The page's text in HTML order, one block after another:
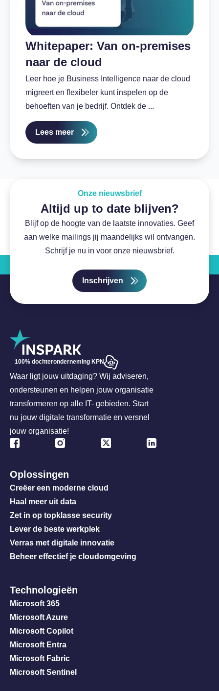
Whitepaper: Van on-premises
naar de cloud
Leer hoe je Business Intelligence naar de cloud
migreert en flexibeler kunt inspelen op de
behoeften van je bedrijf. Ontdek de ...
Lees meer
Onze nieuwsbrief
Altijd up to date blijven?
Blijf op de hoogte van de laatste innovaties. Geef
aan welke mailings jij maandelijks wil ontvangen.
Schrijf je nu in voor onze nieuwsbrief.
Inschrijven
100% dochteronderneming KPN
Waar ligt jouw uitdaging? Wij adviseren,
ondersteunen en helpen jouw organisatie
transformeren op alle IT- gebieden. Start
nu jouw digitale transformatie en versnel
jouw organisatie!
Oplossingen
Creëer een moderne cloud
Haal meer uit data
Zet in op topklasse security
Lever de beste werkplek
Verras met digitale innovatie
Beheer effectief je cloudomgeving
Technologieën
Microsoft 365
Microsoft Azure
Microsoft Copilot
Microsoft Entra
Microsoft Fabric
Microsoft Sentinel